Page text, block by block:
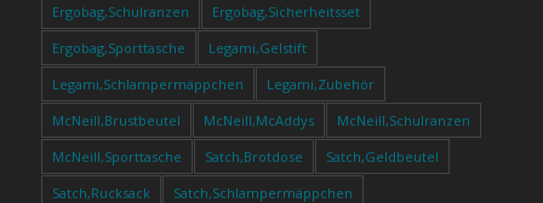
Ergobag,Schulranzen
Ergobag,Sicherheitsset
Ergobag,Sporttasche
Legami,Gelstift
Legami,Schlampermäppchen
Legami,Zubehör
McNeill,Brustbeutel
McNeill,McAddys
McNeill,Schulranzen
McNeill,Sporttasche
Satch,Brotdose
Satch,Geldbeutel
Satch,Rucksack
Satch,Schlampermäppchen